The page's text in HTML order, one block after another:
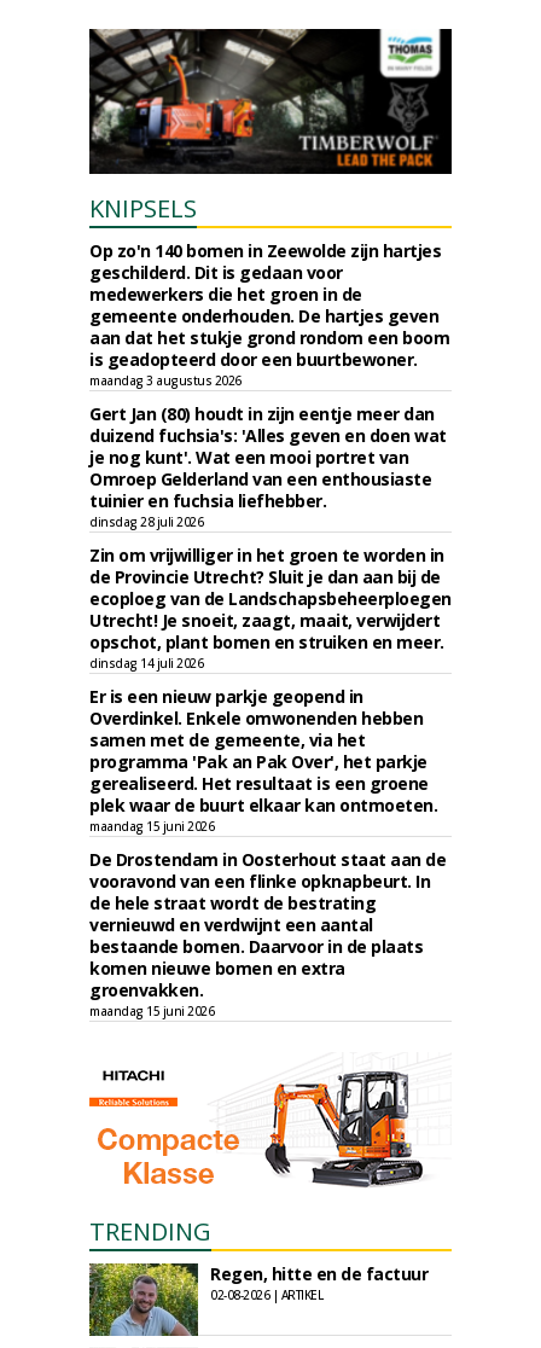
KNIPSELS
Op zo'n 140 bomen in Zeewolde zijn hartjes
geschilderd. Dit is gedaan voor
medewerkers die het groen in de
gemeente onderhouden. De hartjes geven
aan dat het stukje grond rondom een boom
is geadopteerd door een buurtbewoner.
maandag 3 augustus 2026
Gert Jan (80) houdt in zijn eentje meer dan
duizend fuchsia's: 'Alles geven en doen wat
je nog kunt'. Wat een mooi portret van
Omroep Gelderland van een enthousiaste
tuinier en fuchsia liefhebber.
dinsdag 28 juli 2026
Zin om vrijwilliger in het groen te worden in
de Provincie Utrecht? Sluit je dan aan bij de
ecoploeg van de Landschapsbeheerploegen
Utrecht! Je snoeit, zaagt, maait, verwijdert
opschot, plant bomen en struiken en meer.
dinsdag 14 juli 2026
Er is een nieuw parkje geopend in
Overdinkel. Enkele omwonenden hebben
samen met de gemeente, via het
programma 'Pak an Pak Over', het parkje
gerealiseerd. Het resultaat is een groene
plek waar de buurt elkaar kan ontmoeten.
maandag 15 juni 2026
De Drostendam in Oosterhout staat aan de
vooravond van een flinke opknapbeurt. In
de hele straat wordt de bestrating
vernieuwd en verdwijnt een aantal
bestaande bomen. Daarvoor in de plaats
komen nieuwe bomen en extra
groenvakken.
maandag 15 juni 2026
TRENDING
Regen, hitte en de factuur
02-08-2026 | ARTIKEL